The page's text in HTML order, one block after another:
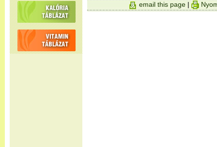
email this page |